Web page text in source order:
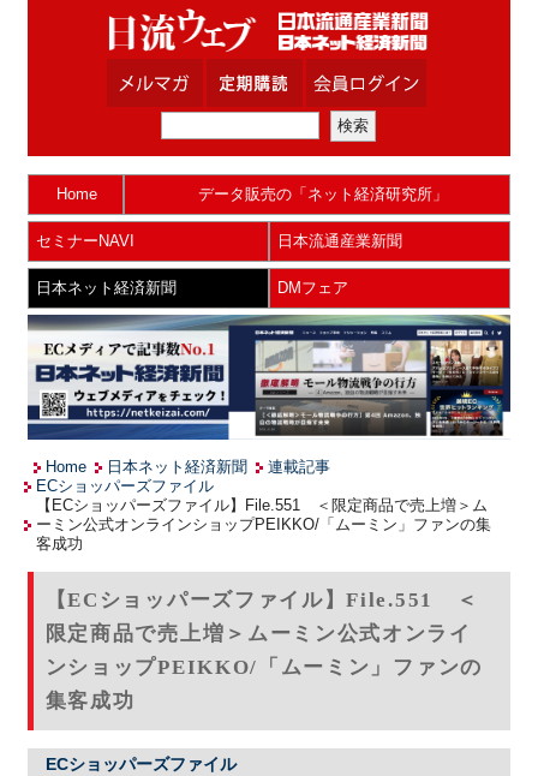
Home データ販売の「ネット経済研究所」
セミナーNAVI 日本流通産業新聞
日本ネット経済新聞 DMフェア
Home 日本ネット経済新聞
連載記事
ECショッパーズファイル
【ECショッパーズファイル】File.551 ＜限定商品で売上増＞ム
ーミン公式オンラインショップPEIKKO/「ムーミン」ファンの集
客成功
【ECショッパーズファイル】File.551 ＜
限定商品で売上増＞ムーミン公式オンライ
ンショップPEIKKO/「ムーミン」ファンの
集客成功
ECショッパーズファイル